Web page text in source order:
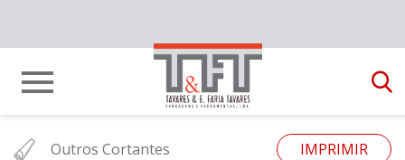
Outros Cortantes IMPRIMIR